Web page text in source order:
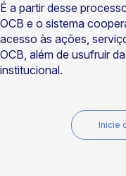
É a partir desse
OCB e o sistema
acesso às ações,
OCB, além de usufruir
institucional.
Inicie